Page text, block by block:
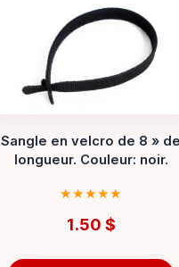
Sangle en velcro de 8 » de
longueur. Couleur: noir.
1.50 $